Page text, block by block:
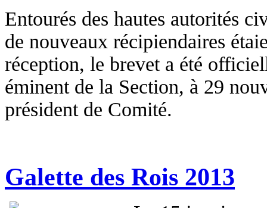
Entourés des hautes autorités
de nouveaux récipiendaires
réception, le brevet a été
éminent de la Section, à 29
président de Comité.
Galette des Rois 2013